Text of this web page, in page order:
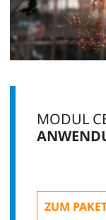
MODUL
ZUM